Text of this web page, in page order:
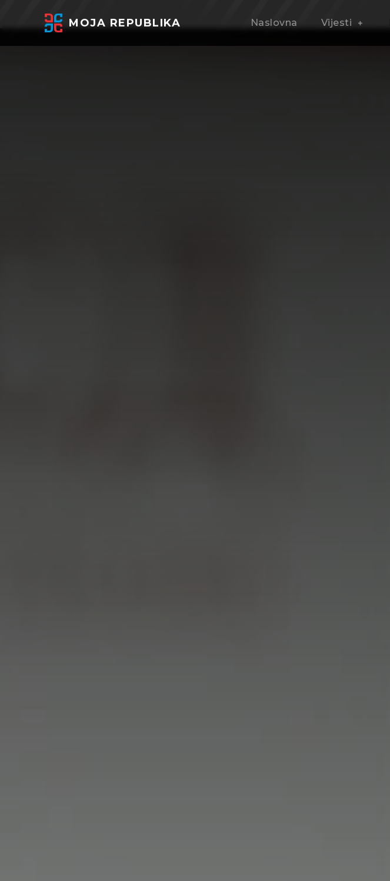
MOJA REPUBLIKA Naslovna Vijesti